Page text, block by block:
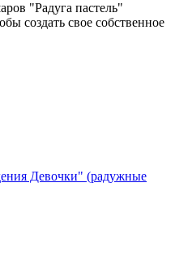
"Радуга пастель"
создать свое собственное
Девочки" (радужные